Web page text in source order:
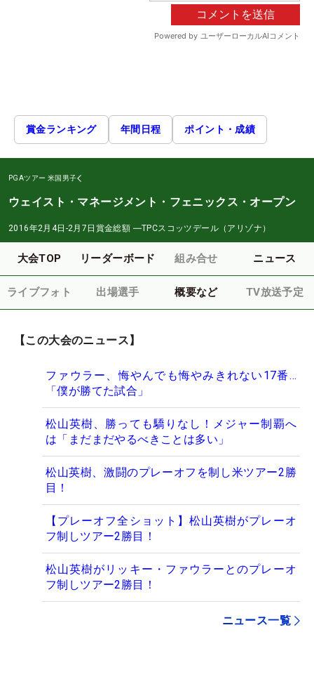
賞金ランキング 年間日程 ポイント・成績
PGAツアー 米国男子
ウェイスト・マネージメント・フェニックス・オープン
2016年2月4日-2月7日 賞金総額 ―TPCスコッツデール（アリゾナ）
大会TOP リーダーボード 組み合せ ニュース
ライブフォト 出場選手 概要など TV放送予定
【この大会のニュース】
ファウラー、悔やんでも悔やみきれない17番…
「僕が勝てた試合」
松山英樹、勝っても驕りなし！メジャー制覇へ
は「まだまだやるべきことは多い」
松山英樹、激闘のプレーオフを制し米ツアー2勝
目！
【プレーオフ全ショット】松山英樹がプレーオ
フ制しツアー2勝目！
松山英樹がリッキー・ファウラーとのプレーオ
フ制しツアー2勝目！
ニュース一覧